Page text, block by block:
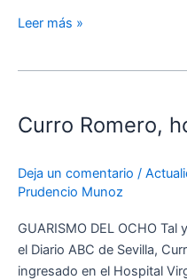
Leer más »
Curro Romero,
Deja un comentario /
Prudencio Munoz
GUARISMO DEL OCHO
el Diario ABC de Sevilla,
ingresado en el Hospital
hospitalizado